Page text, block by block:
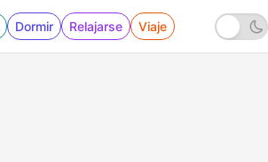
Dormir Relajarse Viaje